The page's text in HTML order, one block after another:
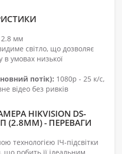
2.8 мм
світло, що дозволяє
в умовах низької
потік): 1080р - 25 к/с,
відео без ривків
HIKVISION DS-
(2.8ММ) - ПЕРЕВАГИ
технологією ІЧ-підсвітки